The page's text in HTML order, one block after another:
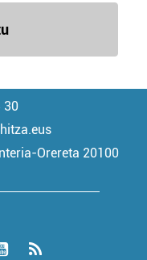
30
Orereta 20100